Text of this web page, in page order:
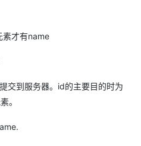
素才有name
交到服务器。id的主要目的时为
。